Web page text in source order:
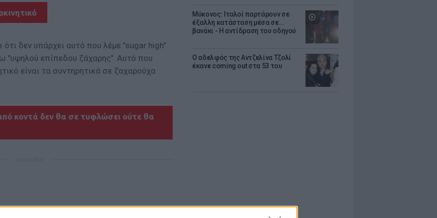
Μύκονος: Ιταλοί παρτάρουν σε
έξαλλη κατάσταση μέσα σε...
βανάκι - Η αντίδραση του οδηγού
Ο αδελφός της Αντζελίνα Τζολί
έκανε coming out στα 53 του
ότι δεν υπάρχει αυτό που λέμε "sugar high"
"υψηλού επίπεδου ζάχαρης". Αυτό που
είναι τα συντηρητικά σε ζαχαρούχα
κοντά δεν θα σε τυφλώσει ούτε θα